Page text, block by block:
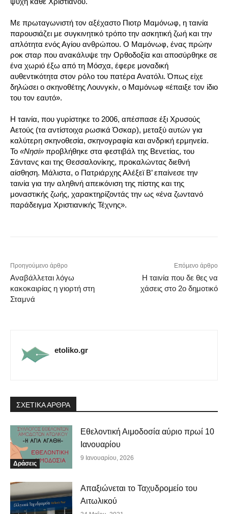
Με πρωταγωνιστή τον αξέχαστο Πιοτρ Μαμόνωφ, η ταινία
παρουσιάζει με συγκινητικό τρόπο την ασκητική ζωή και την
απλότητα ενός Αγίου ανθρώπου. Ο Μαμόνωφ, ένας πρώην
ροκ σταρ που ανακάλυψε την Ορθοδοξία και αποσύρθηκε σε
ένα χωριό έξω από τη Μόσχα, έφερε μοναδική
αυθεντικότητα στον ρόλο του πατέρα Ανατόλι. Όπως είχε
δηλώσει ο σκηνοθέτης Λουνγκίν, ο Μαμόνωφ «έπαιξε τον ίδιο
του τον εαυτό».
Η ταινία, που γυρίστηκε το 2006, απέσπασε έξι Χρυσούς
Αετούς (τα αντίστοιχα ρωσικά Όσκαρ), μεταξύ αυτών για
καλύτερη σκηνοθεσία, σκηνογραφία και ανδρική ερμηνεία.
Το «Νησί» προβλήθηκε στα φεστιβάλ της Βενετίας, του
Σάντανς και της Θεσσαλονίκης, προκαλώντας διεθνή
αίσθηση. Μάλιστα, ο Πατριάρχης Αλέξεϊ Β’ επαίνεσε την
ταινία για την αληθινή απεικόνιση της πίστης και της
μοναστικής ζωής, χαρακτηρίζοντάς την ως «ένα ζωντανό
παράδειγμα Χριστιανικής Τέχνης».
Προηγούμενο άρθρο
Αναβάλλεται λόγω
κακοκαιρίας η γιορτή στη
Σταμνά
Επόμενο άρθρο
Η ταινία που δε θες να
χάσεις στο 2ο δημοτικό
etoliko.gr
ΣΧΕΤΙΚΑ ΑΡΘΡΑ
Δράσεις
Εθελοντική Αιμοδοσία αύριο πρωί 10
Ιανουαρίου
9 Ιανουαρίου, 2026
Απαξιώνεται το Ταχυδρομείο του
Αιτωλικού